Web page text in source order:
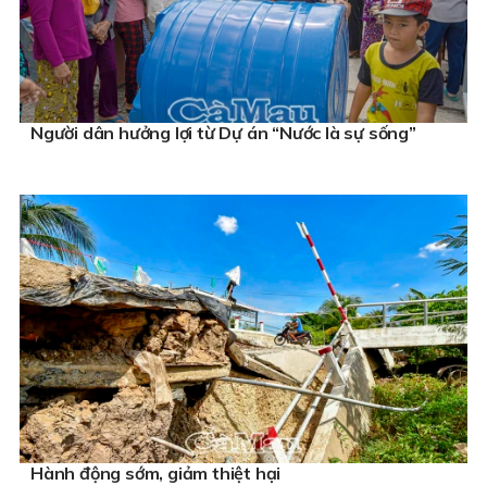
Người dân hưởng lợi từ Dự án “Nước là sự sống”
Hành động sớm, giảm thiệt hại